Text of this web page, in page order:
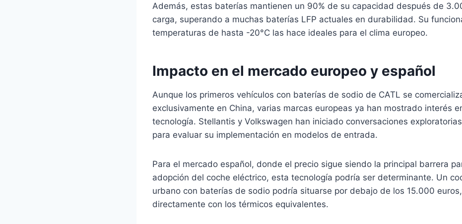
Además, estas baterías mantienen un 90% de su capacidad después de
carga, superando a muchas baterías LFP actuales en durabilidad. Su
temperaturas de hasta -20°C las hace ideales para el clima europeo.
Impacto en el mercado europeo y español
Aunque los primeros vehículos con baterías de sodio de CATL se
exclusivamente en China, varias marcas europeas ya han mostrado interés
tecnología. Stellantis y Volkswagen han iniciado conversaciones
para evaluar su implementación en modelos de entrada.
Para el mercado español, donde el precio sigue siendo la principal barrera
adopción del coche eléctrico, esta tecnología podría ser determinante. Un
urbano con baterías de sodio podría situarse por debajo de los 15.000
directamente con los térmicos equivalentes.